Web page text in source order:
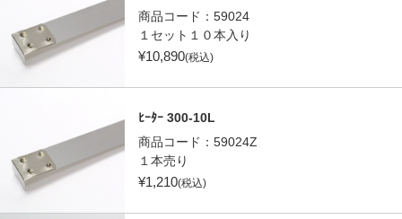
商品コード： 59024
１セット１０本入り
¥10,890(税込)
ﾋｰﾀｰ 300-10L
商品コード： 59024Z
１本売り
¥1,210(税込)